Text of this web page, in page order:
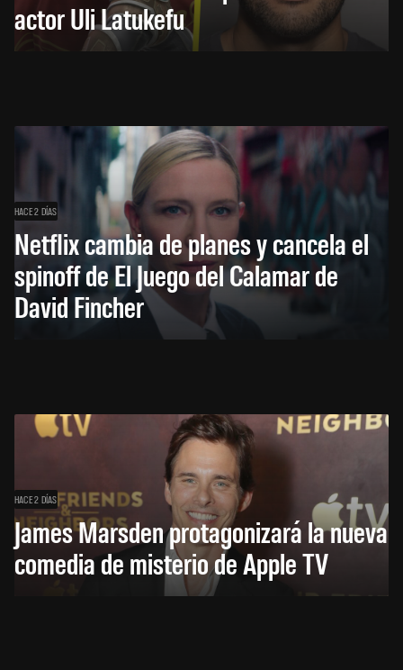
actor Uli Latukefu
HACE 2 DÍAS
Netflix cambia de planes y cancela el
spinoff de El Juego del Calamar de
David Fincher
HACE 2 DÍAS
James Marsden protagonizará la nueva
comedia de misterio de Apple TV